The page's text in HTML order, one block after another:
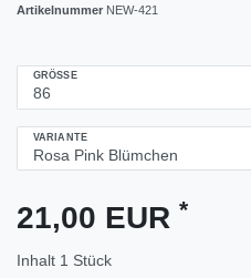
Artikelnummer NEW-421
GRÖSSE
VARIANTE
21,00 EUR *
Inhalt 1 Stück